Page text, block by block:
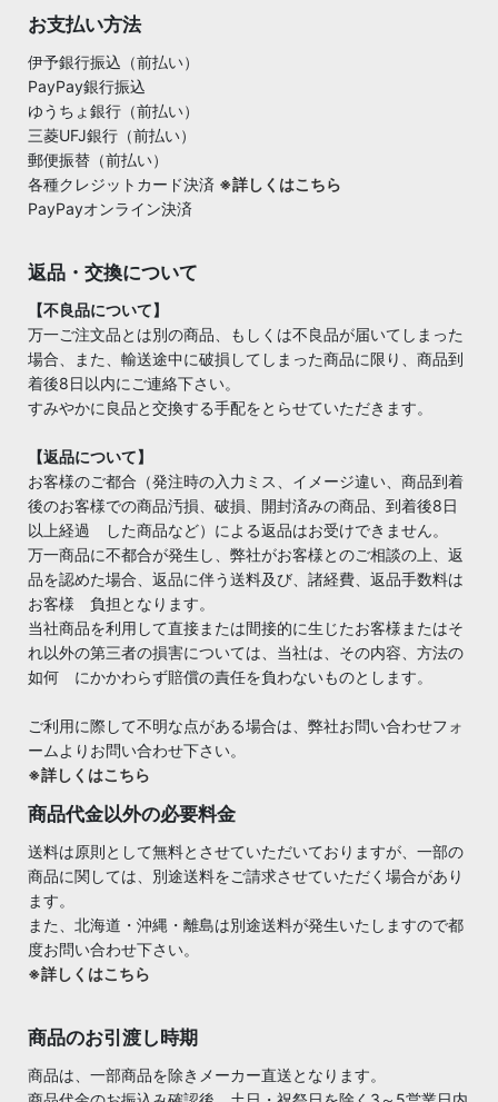
お支払い方法
伊予銀行振込（前払い）
PayPay銀行振込
ゆうちょ銀行（前払い）
三菱UFJ銀行（前払い）
郵便振替（前払い）
各種クレジットカード決済 ※詳しくはこちら
PayPayオンライン決済
返品・交換について
【不良品について】
万一ご注文品とは別の商品、もしくは不良品が届いてしまった
場合、また、輸送途中に破損してしまった商品に限り、商品到
着後8日以内にご連絡下さい。
すみやかに良品と交換する手配をとらせていただきます。
【返品について】
お客様のご都合（発注時の入力ミス、イメージ違い、商品到着
後のお客様での商品汚損、破損、開封済みの商品、到着後8日
以上経過 した商品など）による返品はお受けできません。
万一商品に不都合が発生し、弊社がお客様とのご相談の上、返
品を認めた場合、返品に伴う送料及び、諸経費、返品手数料は
お客様 負担となります。
当社商品を利用して直接または間接的に生じたお客様またはそ
れ以外の第三者の損害については、当社は、その内容、方法の
如何 にかかわらず賠償の責任を負わないものとします。
ご利用に際して不明な点がある場合は、弊社お問い合わせフォ
ームよりお問い合わせ下さい。
※詳しくはこちら
商品代金以外の必要料金
送料は原則として無料とさせていただいておりますが、一部の
商品に関しては、別途送料をご請求させていただく場合があり
ます。
また、北海道・沖縄・離島は別途送料が発生いたしますので都
度お問い合わせ下さい。
※詳しくはこちら
商品のお引渡し時期
商品は、一部商品を除きメーカー直送となります。